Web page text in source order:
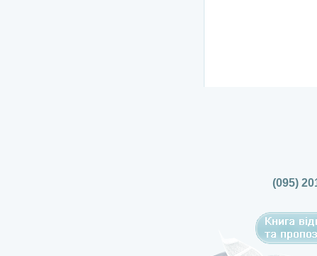
(095)